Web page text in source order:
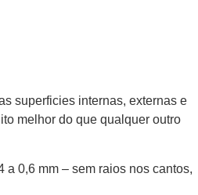
superficies internas, externas e
melhor do que qualquer outro
0,6 mm – sem raios nos cantos,